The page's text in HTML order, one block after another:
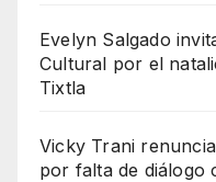
Evelyn Salgado
Cultural por el
Tixtla
Vicky Trani
por falta de diálogo